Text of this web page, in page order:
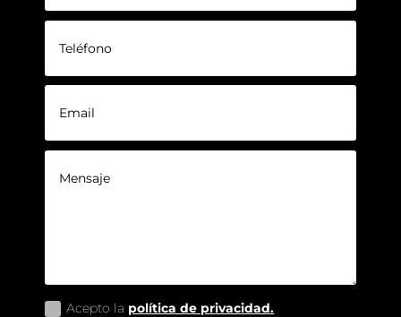
Acepto la política de privacidad.